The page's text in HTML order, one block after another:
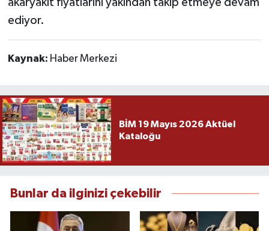
ediyor.
Kaynak: Haber Merkezi
BİM 19 Mayıs 2026 Aktüel
Kataloğu
Bunlar da ilginizi çekebilir